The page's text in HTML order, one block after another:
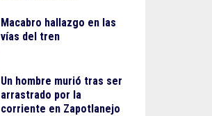
Macabro hallazgo en las
vías del tren
Un hombre murió tras ser
arrastrado por la
corriente en Zapotlanejo